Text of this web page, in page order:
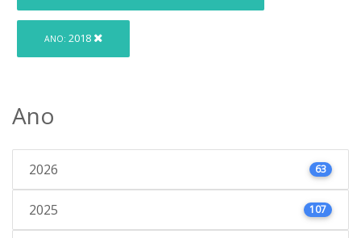
ANO: 2018
Ano
2026 63
2025 107